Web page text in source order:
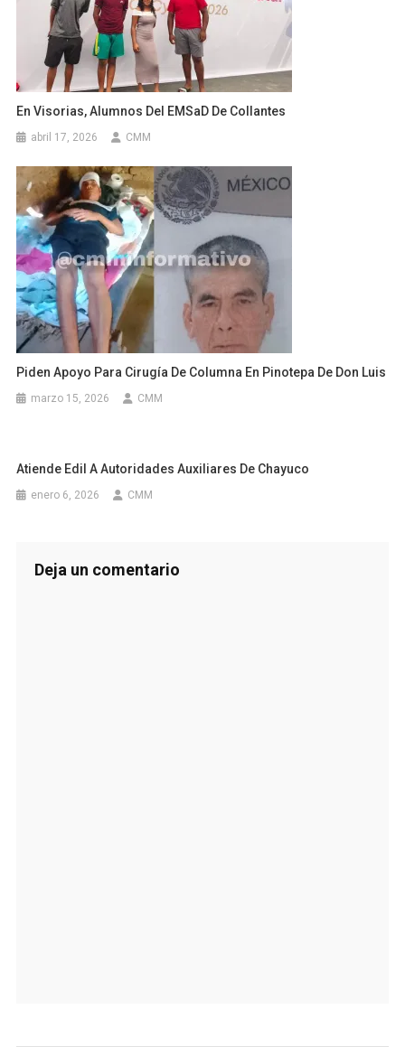
En Visorias, Alumnos Del EMSaD De Collantes
abril 17, 2026 CMM
Piden Apoyo Para Cirugía De Columna En Pinotepa De Don Luis
marzo 15, 2026 CMM
Atiende Edil A Autoridades Auxiliares De Chayuco
enero 6, 2026 CMM
Deja un comentario